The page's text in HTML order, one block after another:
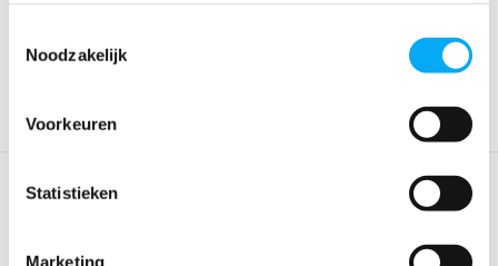
Noodzakelijk
Voorkeuren
Statistieken
Marketing